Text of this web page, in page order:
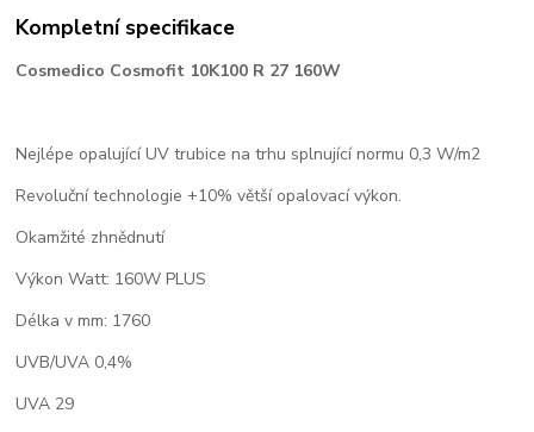
Kompletní specifikace
Cosmedico Cosmofit 10K100 R 27 160W
Nejlépe opalující UV trubice na trhu splnující normu 0,3 W/m2
Revoluční technologie +10% větší opalovací výkon.
Okamžité zhnědnutí
Výkon Watt: 160W PLUS
Délka v mm: 1760
UVB/UVA 0,4%
UVA 29